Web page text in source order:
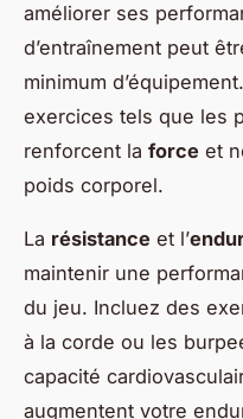
améliorer ses
d’entraînement peut
minimum
exercices tels que les
renforcent la force et
poids corporel.
La résistance et l’
maintenir une
du jeu. Incluez des
à la corde ou les
capacité
augmentent votre